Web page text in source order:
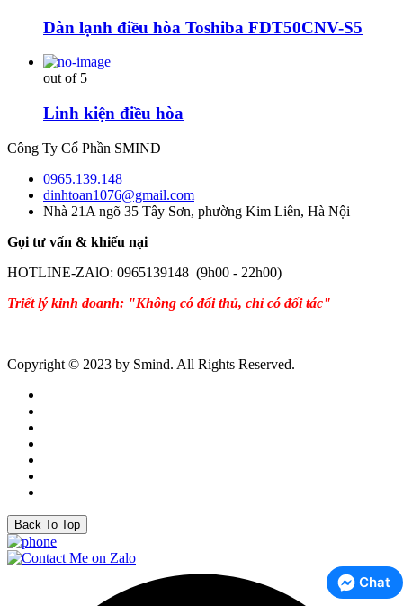
Dàn lạnh điều hòa Toshiba FDT50CNV-S5
out of 5
Linh kiện điều hòa
Công Ty Cổ Phần SMIND
0965.139.148
dinhtoan1076@gmail.com
Nhà 21A ngõ 35 Tây Sơn, phường Kim Liên, Hà Nội
Gọi tư vấn & khiếu nại
HOTLINE-ZAlO: 0965139148 (9h00 - 22h00)
Triết lý kinh doanh: "Không có đối thủ, chỉ có đối tác"
Copyright © 2023 by Smind. All Rights Reserved.
Back To Top
Chat